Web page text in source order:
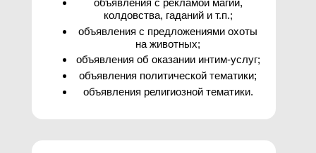
объявления с рекламой магии,
колдовства, гаданий и т.п.;
объявления с предложениями охоты
на животных;
объявления об оказании интим-услуг;
объявления политической тематики;
объявления религиозной тематики.